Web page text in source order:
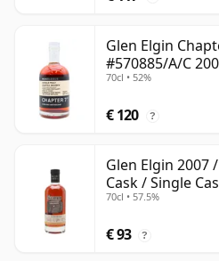
Glen Elgin
#570885/A/C
70cl • 52%
€ 120 ?
Glen Elgin 2007
Cask / Single
70cl • 57.5%
€ 93 ?